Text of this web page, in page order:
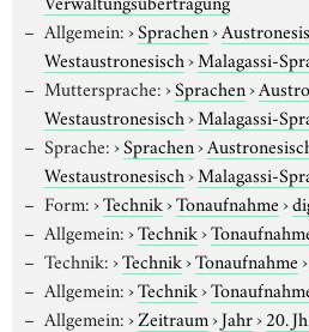
Allgemein:›Sprachen›
Westaustronesisch›Malagassi-
Muttersprache:›Sprachen›
Westaustronesisch›Malagassi-
Sprache:›Sprachen›
Westaustronesisch›Malagassi-
Form:›Technik›Tonaufnahme›
Allgemein:›Technik›
Technik:›Technik›Tonaufnahme›
Allgemein:›Technik›
Allgemein:›Zeitraum›Jahr›20. Jh.